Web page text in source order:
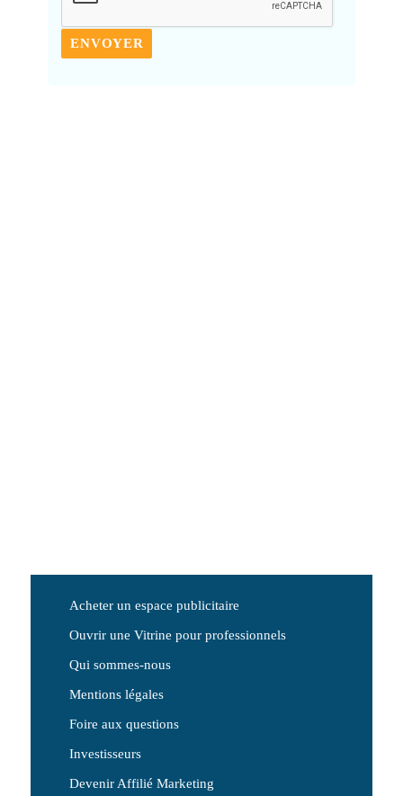
Acheter un espace publicitaire
Ouvrir une Vitrine pour professionnels
Qui sommes-nous
Mentions légales
Foire aux questions
Investisseurs
Devenir Affilié Marketing